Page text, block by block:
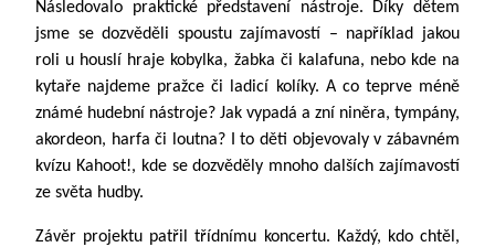
Následovalo praktické představení nástroje. Díky dětem
jsme se dozvěděli spoustu zajímavostí – například jakou
roli u houslí hraje kobylka, žabka či kalafuna, nebo kde na
kytaře najdeme pražce či ladicí kolíky. A co teprve méně
známé hudební nástroje? Jak vypadá a zní niněra, tympány,
akordeon, harfa či loutna? I to děti objevovaly v zábavném
kvízu Kahoot!, kde se dozvěděly mnoho dalších zajímavostí
ze světa hudby.
Závěr projektu patřil třídnímu koncertu. Každý, kdo chtěl,